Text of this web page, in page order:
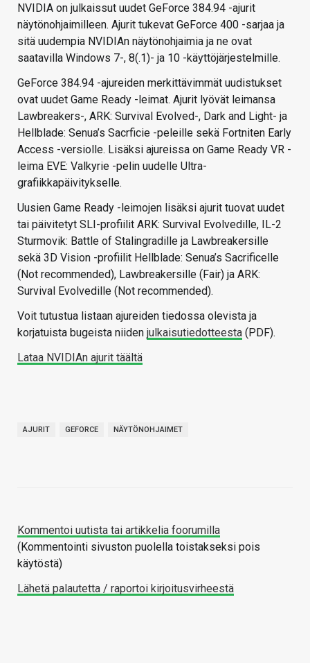
NVIDIA on julkaissut uudet GeForce 384.94 -ajurit
näytönohjaimilleen. Ajurit tukevat GeForce 400 -sarjaa ja
sitä uudempia NVIDIAn näytönohjaimia ja ne ovat
saatavilla Windows 7-, 8(.1)- ja 10 -käyttöjärjestelmille.
GeForce 384.94 -ajureiden merkittävimmät uudistukset
ovat uudet Game Ready -leimat. Ajurit lyövät leimansa
Lawbreakers-, ARK: Survival Evolved-, Dark and Light- ja
Hellblade: Senua’s Sacrficie -peleille sekä Fortniten Early
Access -versiolle. Lisäksi ajureissa on Game Ready VR -
leima EVE: Valkyrie -pelin uudelle Ultra-
grafiikkapäivitykselle.
Uusien Game Ready -leimojen lisäksi ajurit tuovat uudet
tai päivitetyt SLI-profiilit ARK: Survival Evolvedille, IL-2
Sturmovik: Battle of Stalingradille ja Lawbreakersille
sekä 3D Vision -profiilit Hellblade: Senua’s Sacrificelle
(Not recommended), Lawbreakersille (Fair) ja ARK:
Survival Evolvedille (Not recommended).
Voit tutustua listaan ajureiden tiedossa olevista ja
korjatuista bugeista niiden julkaisutiedotteesta (PDF).
Lataa NVIDIAn ajurit täältä
AJURIT GEFORCE NÄYTÖNOHJAIMET
Kommentoi uutista tai artikkelia foorumilla
(Kommentointi sivuston puolella toistakseksi pois
käytöstä)
Lähetä palautetta / raportoi kirjoitusvirheestä